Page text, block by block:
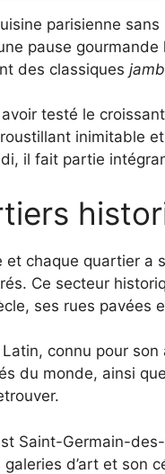
parisienne
pause
des classiques
testé le
inimitable
il fait partie
chaque quartier a
Ce secteur
ses rues pavées
connu pour
du monde, ainsi
Saint-Germain-
d’art et son